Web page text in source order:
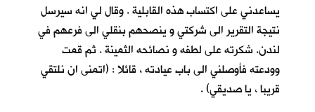
يساعدني على اكتساب هذه القابلية . وقال لي انه سيرسل
نتيجة التقرير الى شركتي و ينصحهم بنقلي الى فرعهم في
لندن. شكرته على لطفه و نصائحه الثمينة . ثم قمت
وودعته فأوصلني الى باب عيادته ، قائلا : (اتمنى ان نلتقي
قريبا ، يا صديقي) .